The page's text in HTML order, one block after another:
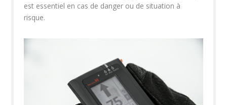
est essentiel en cas de danger ou de situation à
risque.